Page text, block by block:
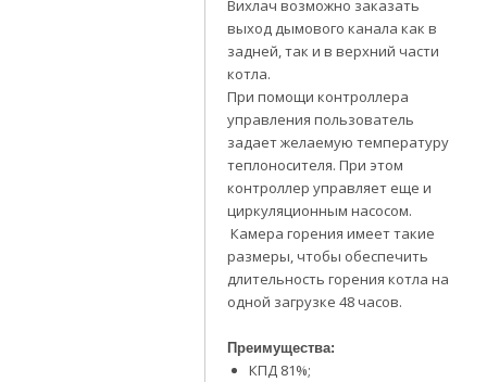
Вихлач возможно заказать
выход дымового канала как в
задней, так и в верхний части
котла.
При помощи контроллера
управления пользователь
задает желаемую температуру
теплоносителя. При этом
контроллер управляет еще и
циркуляционным насосом.
Камера горения имеет такие
размеры, чтобы обеспечить
длительность горения котла на
одной загрузке 48 часов.
Преимущества:
КПД 81%;